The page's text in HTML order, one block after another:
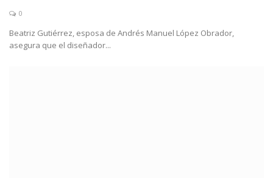
0
Beatriz Gutiérrez, esposa de Andrés Manuel López Obrador,
asegura que el diseñador...